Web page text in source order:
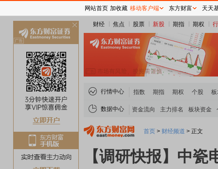
财经 焦点 股票 新股 期指 期权
行情中心 指数 期指 期权 个股
数据中心 资金流向 主力排名 板块资金
首页 > 财经频道 > 正文
【调研快报】中
网站首页 加收藏 移动客户端 东方财富 天天
关